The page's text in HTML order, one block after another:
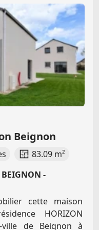
Beignon
83.09 m²
-
cette maison
HORIZON
ville de Beignon à